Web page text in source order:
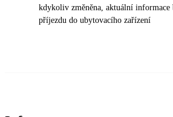
kdykoliv změněna, aktuální
příjezdu do ubytovacího zařízení